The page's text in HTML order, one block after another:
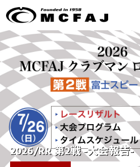
ホーム
クラブマンモトクロス
過去のレースアーカイブ
クラブマンロードレース
2026/RR 第2戦 -大会報告-